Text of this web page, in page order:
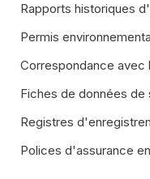
Rapports historiques
Permis
Correspondance avec
Fiches de données
Registres
Polices d'assurance